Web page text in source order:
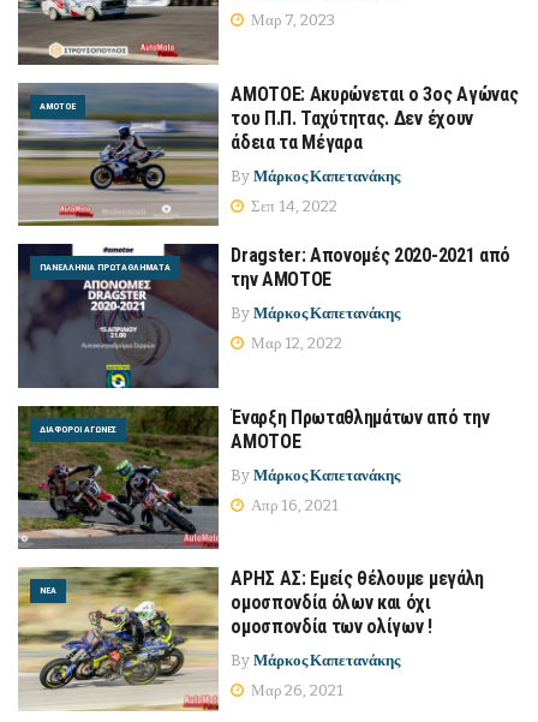
Μαρ 7, 2023
ΑΜΟΤΟΕ
ΑΜΟΤΟΕ: Ακυρώνεται ο 3ος Αγώνας
του Π.Π. Ταχύτητας. Δεν έχουν
άδεια τα Μέγαρα
By Μάρκος Καπετανάκης
Σεπ 14, 2022
ΠΑΝΕΛΛΉΝΙΑ ΠΡΩΤΑΘΛΉΜΑΤΑ
Dragster: Απονομές 2020-2021 από
την ΑΜΟΤΟΕ
By Μάρκος Καπετανάκης
Μαρ 12, 2022
ΔΙΆΦΟΡΟΙ ΑΓΏΝΕΣ
Έναρξη Πρωταθλημάτων από την
ΑΜΟΤΟΕ
By Μάρκος Καπετανάκης
Απρ 16, 2021
ΝΈΑ
ΑΡΗΣ ΑΣ: Eμείς θέλουμε μεγάλη
ομοσπονδία όλων και όχι
ομοσπονδία των ολίγων !
By Μάρκος Καπετανάκης
Μαρ 26, 2021